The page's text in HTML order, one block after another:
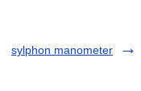
sylphon manometer